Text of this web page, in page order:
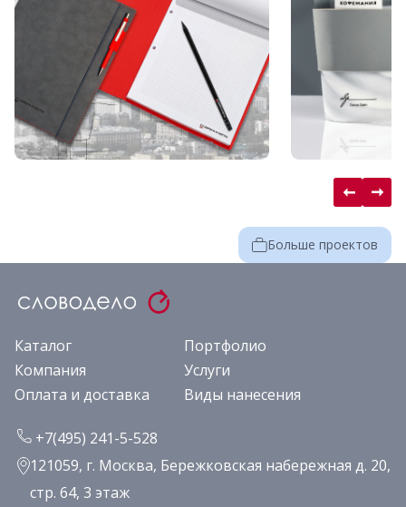
Больше проектов
Каталог
Портфолио
Компания
Услуги
Оплата и доставка
Виды нанесения
+7(495) 241-5-528
121059, г. Москва, Бережковская набережная д. 20,
стр. 64, 3 этаж